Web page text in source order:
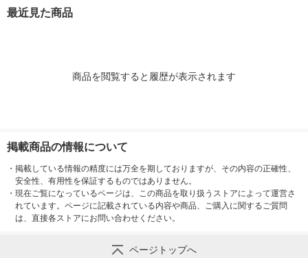
最近見た商品
商品を閲覧すると履歴が表示されます
掲載商品の情報について
・ 掲載している情報の精度には万全を期しておりますが、その内容の正確性、
安全性、有用性を保証するものではありません。
・ 現在ご覧になっているページは、この商品を取り扱うストアによって運営さ
れています。ページに記載されている内容や商品、ご購入に関するご質問
は、直接各ストアにお問い合わせください。
ページトップへ